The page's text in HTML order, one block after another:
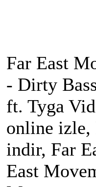
Far East
- Dirty
ft. Tyga
online izle,
indir, Far
East